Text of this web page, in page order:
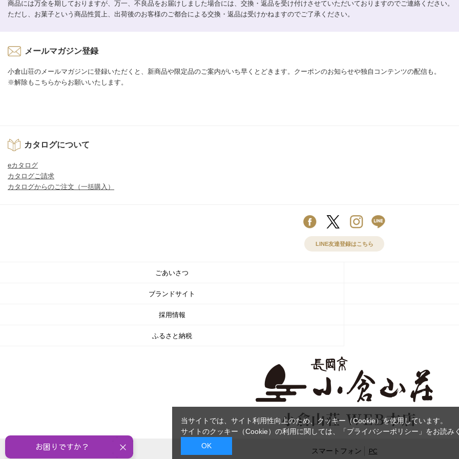
PC
スマートフォン
商品には万全を期しておりますが、万一、不良品をお届けしました場合には、交換・返品を受け付けさせていただいておりますのでご連絡ください。
ただし、お菓子という商品性質上、出荷後のお客様のご都合による交換・返品は受けかねますのでご了承ください。
メールマガジン登録
小倉山荘のメールマガジンに登録いただくと、新商品や限定品のご案内がいち早くとどきます。クーポンのお知らせや独自コンテンツの配信も。
※解除もこちらからお願いいたします。
カタログについて
eカタログ
カタログご請求
カタログからのご注文（一括購入）
LINE友達登録はこちら
ごあいさつ
ブランドサイト
採用情報
ふるさと納税
当サイトでは、サイト利用性向上のため、クッキー（Cookie）を使用しています。
サイトのクッキー（Cookie）の利用に関しては、
「プライバシーポリシー」 をお読み
OK
お困りですか？